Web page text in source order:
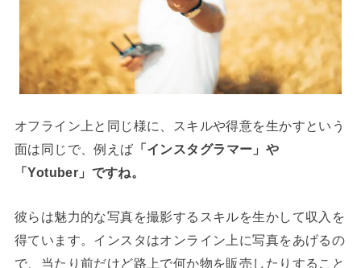
オフライン上と同じ様に、スキルや得意を生かすという
面は同じで、例えば 「インスタグラマー」や
「Yotuber」ですね。
彼らは魅力的な写真を撮影するスキルを生かして収入を
得ています。インスタはオンライン上に写真をあげるの
で、当たり前だけど路上で何か物を販売したりすること